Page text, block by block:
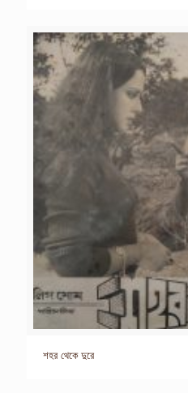
শহর থেকে দুরে